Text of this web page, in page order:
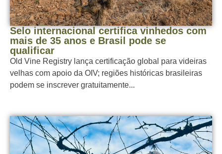
Selo internacional certifica vinhedos com
mais de 35 anos e Brasil pode se
qualificar
Old Vine Registry lança certificação global para videiras
velhas com apoio da OIV; regiões históricas brasileiras
podem se inscrever gratuitamente...